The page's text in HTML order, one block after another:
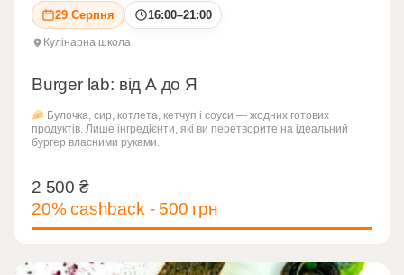
29 Серпня 16:00–21:00
Кулінарна школа
Burger lab: від А до Я
Булочка, сир, котлета, кетчуп і соуси — жодних готових
продуктів. Лише інгредієнти, які ви перетворите на ідеальний
бургер власними руками.
2 500 ₴
20% cashback - 500 грн
2 500 ₴